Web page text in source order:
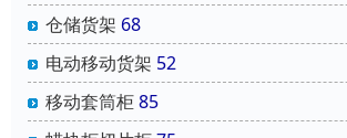
仓储货架 68
电动移动货架 52
移动套筒柜85